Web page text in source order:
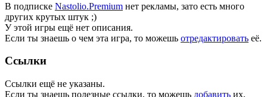
В подписке Nastolio.Premium нет рекламы, зато есть много
других крутых штук ;)
У этой игры ещё нет описания.
Если ты знаешь о чем эта игра, то можешь отредактировать её.
Ссылки
Ссылки ещё не указаны.
Если ты знаешь полезные ссылки, то можешь добавить их.